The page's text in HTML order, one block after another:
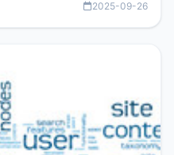
同时搞定运维与数据库操
2025-09-26